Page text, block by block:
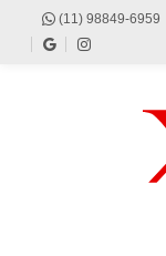
(11) 98849-6959